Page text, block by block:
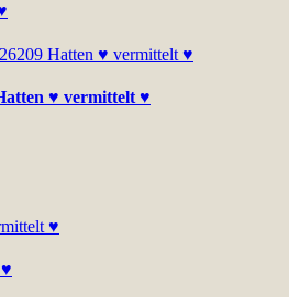
♥ vermittelt ♥